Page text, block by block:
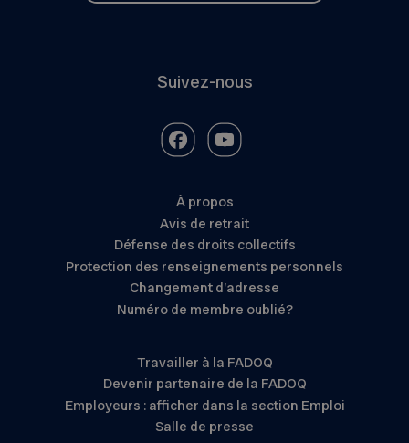
Suivez-nous
À propos
Avis de retrait
Défense des droits collectifs
Protection des renseignements personnels
Changement d’adresse
Numéro de membre oublié?
Travailler à la FADOQ
Devenir partenaire de la FADOQ
Employeurs : afficher dans la section Emploi
Salle de presse